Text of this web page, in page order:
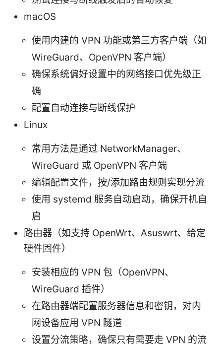
macOS
使用内建的 VPN 功能或第三方客户端（如
WireGuard、OpenVPN 客户端）
确保系统偏好设置中的网络接口优先级正
确
配置自动连接与断线保护
Linux
常用方法是通过 NetworkManager、
WireGuard 或 OpenVPN 客户端
编辑配置文件，按/添加路由规则实现分流
使用 systemd 服务自动启动，确保开机自
启
路由器（如支持 OpenWrt、Asuswrt、给定
硬件固件）
安装相应的 VPN 包（OpenVPN、
WireGuard 插件）
在路由器端配置服务器信息和密钥，对内
网设备应用 VPN 隧道
设置分流策略，确保只有需要走 VPN 的流